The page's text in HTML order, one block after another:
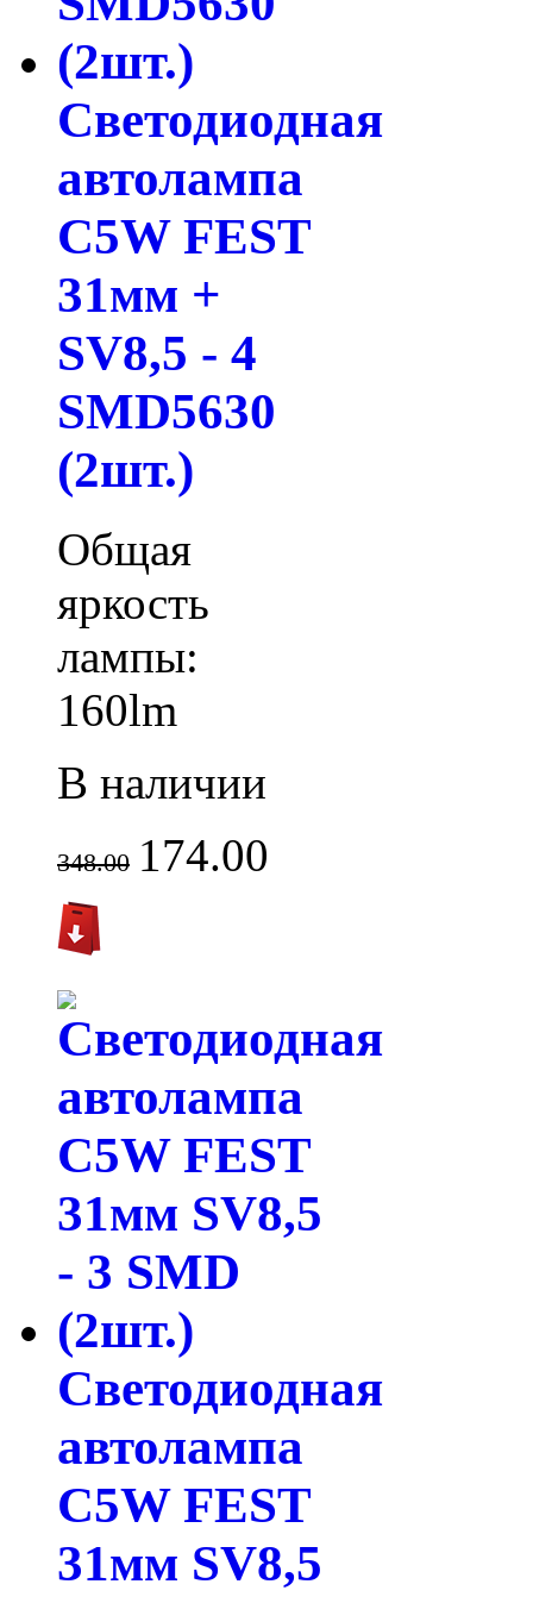
Светодиодная
автолампа
C5W FEST
31мм +
SV8,5 - 4
SMD5630
(2шт.)
Общая
яркость
лампы:
160lm
В наличии
348.00 174.00
Светодиодная
автолампа
C5W FEST
31мм SV8,5